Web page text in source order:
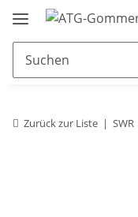
Zurück zur Liste SWR